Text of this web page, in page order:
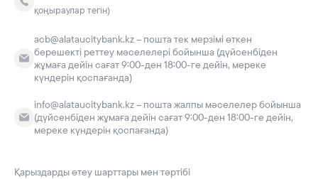
қоңыраулар тегін)
acb@alataucitybank.kz – пошта тек мерзімі өткен
берешекті реттеу мәселелері бойынша (дүйсенбіден
жұмаға дейін сағат 9:00-ден 18:00-ге дейін, мереке
күндерін қоспағанда)
info@alataucitybank.kz – пошта жалпы мәселелер бойынша
(дүйсенбіден жұмаға дейін сағат 9:00-ден 18:00-ге дейін,
мереке күндерін қоспағанда)
Қарыздарды өтеу шарттары мен тәртібі